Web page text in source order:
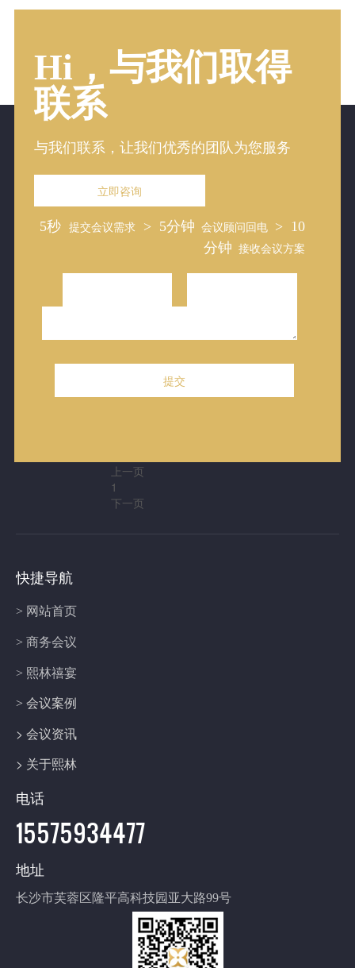
Hi，与我们取得
联系
与我们联系，让我们优秀的团队为您服务
立即咨询
5秒 提交会议需求> 5分钟 会议顾问回电
> 10
分钟 接收会议方案
天
展
天
展
天
会
展
天
展
天
展
上一页
1
下一页
快捷导航
> 网站首页
> 商务会议
> 熙林禧宴
> 会议案例
> 会议资讯
> 关于熙林
电话
15575934477
地址
长沙市芙蓉区隆平高科技园亚大路99号